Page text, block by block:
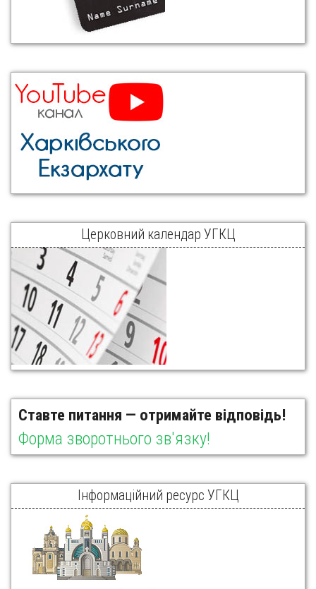
Церковний календар УГКЦ
Ставте питання — отримайте відповідь!
Форма зворотнього зв'язку!
Інформаційний ресурс УГКЦ